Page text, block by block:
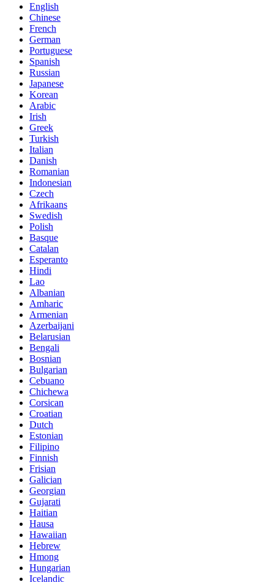
English
Chinese
French
German
Portuguese
Spanish
Russian
Japanese
Korean
Arabic
Irish
Greek
Turkish
Italian
Danish
Romanian
Indonesian
Czech
Afrikaans
Swedish
Polish
Basque
Catalan
Esperanto
Hindi
Lao
Albanian
Amharic
Armenian
Azerbaijani
Belarusian
Bengali
Bosnian
Bulgarian
Cebuano
Chichewa
Corsican
Croatian
Dutch
Estonian
Filipino
Finnish
Frisian
Galician
Georgian
Gujarati
Haitian
Hausa
Hawaiian
Hebrew
Hmong
Hungarian
Icelandic